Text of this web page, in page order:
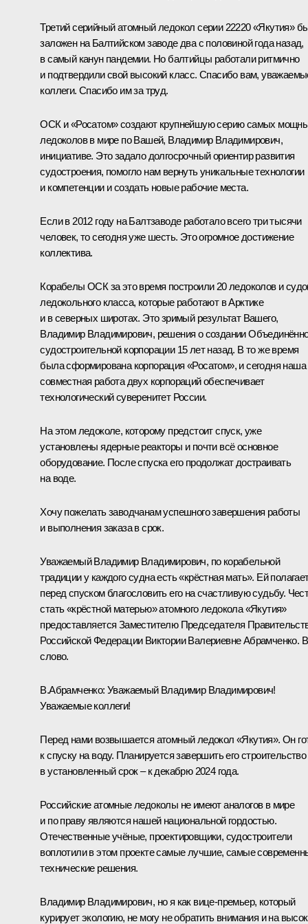
Третий серийный атомный ледокол серии 22220 «Якутия»
заложен на Балтийском заводе два с половиной года назад,
в самый канун пандемии. Но балтийцы работали ритмично
и подтвердили свой высокий класс. Спасибо вам,
коллеги. Спасибо им за труд.
ОСК и «Росатом» создают крупнейшую серию самых
ледоколов в мире по Вашей, Владимир Владимирович,
инициативе. Это задало долгосрочный ориентир развития
судостроения, помогло нам вернуть уникальные технологии
и компетенции и создать новые рабочие места.
Если в 2012 году на Балтзаводе работало всего три тысячи
человек, то сегодня уже шесть. Это огромное достижение
коллектива.
Корабелы ОСК за это время построили 20 ледоколов и
ледокольного класса, которые работают в Арктике
и в северных широтах. Это зримый результат Вашего,
Владимир Владимирович, решения о создании
судостроительной корпорации 15 лет назад. В то же время
была сформирована корпорация «Росатом», и сегодня наша
совместная работа двух корпораций обеспечивает
технологический суверенитет России.
На этом ледоколе, которому предстоит спуск, уже
установлены ядерные реакторы и почти всё основное
оборудование. После спуска его продолжат достраивать
на воде.
Хочу пожелать заводчанам успешного завершения работы
и выполнения заказа в срок.
Уважаемый Владимир Владимирович, по корабельной
традиции у каждого судна есть «крёстная мать». Ей
перед спуском благословить его на счастливую судьбу.
стать «крёстной матерью» атомного ледокола «Якутия»
предоставляется Заместителю Председателя
Российской Федерации Виктории Валериевне Абрамченко.
слово.
В.Абрамченко: Уважаемый Владимир Владимирович!
Уважаемые коллеги!
Перед нами возвышается атомный ледокол «Якутия». Он
к спуску на воду. Планируется завершить его строительство
в установленный срок ‒ к декабрю 2024 года.
Российские атомные ледоколы не имеют аналогов в мире
и по праву являются нашей национальной гордостью.
Отечественные учёные, проектировщики, судостроители
воплотили в этом проекте самые лучшие, самые
технические решения.
Владимир Владимирович, но я как вице-премьер, который
курирует экологию, не могу не обратить внимания и на